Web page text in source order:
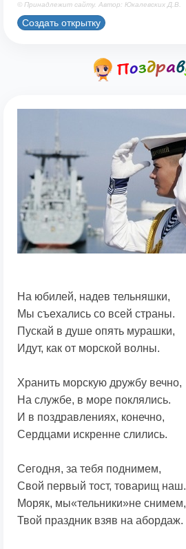
© Принадлежит сайту. Автор: Юкалевских Д.В.
Создать открытку
На юбилей, надев тельняшки,
Мы съехались со всей страны.
Пускай в душе опять мурашки,
Идут, как от морской волны.
Хранить морскую дружбу вечно,
На службе, в море поклялись.
И в поздравлениях, конечно,
Сердцами искренне слились.
Сегодня, за тебя поднимем,
Свой первый тост, товарищ наш.
Моряк, мы«тельники»не снимем,
Твой праздник взяв на абордаж.